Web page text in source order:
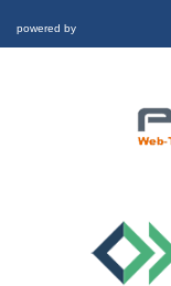
powered by